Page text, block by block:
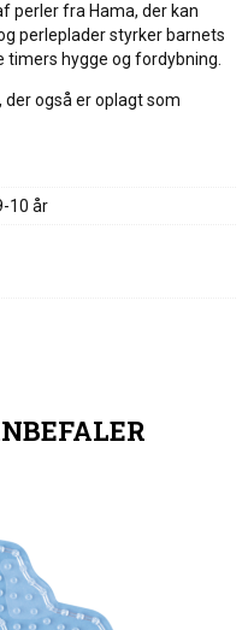
perler fra Hama, der kan
perleplader styrker barnets
hygge og fordybning.
der også er oplagt som
10 år